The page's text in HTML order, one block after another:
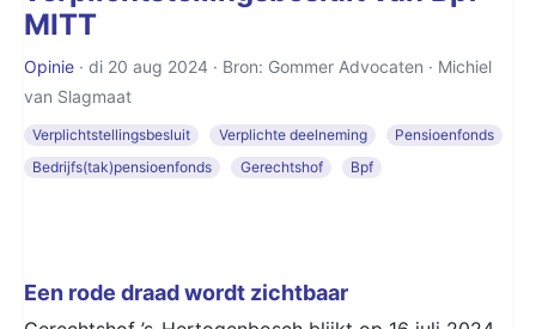
MITT
Opinie · di 20 aug 2024 · Bron: Gommer Advocaten · Michiel
van Slagmaat
Verplichtstellingsbesluit Verplichte deelneming
Pensioenfonds
Bedrijfs(tak)pensioenfonds
Gerechtshof Bpf
Een rode draad wordt zichtbaar